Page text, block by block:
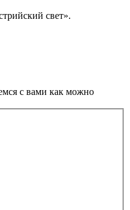
свет».
с вами как можно